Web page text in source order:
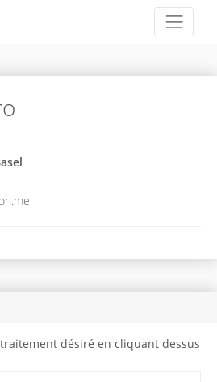
désiré en cliquant dessus